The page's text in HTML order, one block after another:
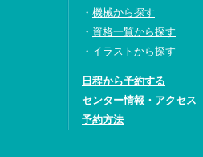
機械から探す
資格一覧から探す
イラストから探す
日程から予約する
センター情報・アクセス
予約方法